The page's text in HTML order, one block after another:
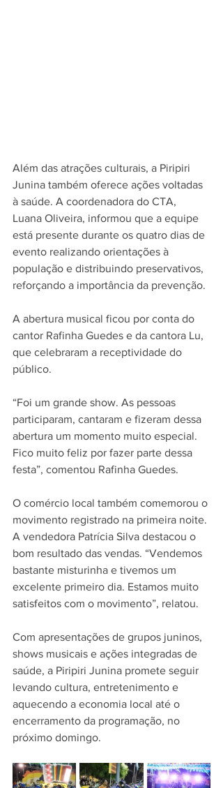
Além das atrações culturais, a Piripiri
Junina também oferece ações voltadas
à saúde. A coordenadora do CTA,
Luana Oliveira, informou que a equipe
está presente durante os quatro dias de
evento realizando orientações à
população e distribuindo preservativos,
reforçando a importância da prevenção.
A abertura musical ficou por conta do
cantor Rafinha Guedes e da cantora Lu,
que celebraram a receptividade do
público.
“Foi um grande show. As pessoas
participaram, cantaram e fizeram dessa
abertura um momento muito especial.
Fico muito feliz por fazer parte dessa
festa”, comentou Rafinha Guedes.
O comércio local também comemorou o
movimento registrado na primeira noite.
A vendedora Patrícia Silva destacou o
bom resultado das vendas. “Vendemos
bastante misturinha e tivemos um
excelente primeiro dia. Estamos muito
satisfeitos com o movimento”, relatou.
Com apresentações de grupos juninos,
shows musicais e ações integradas de
saúde, a Piripiri Junina promete seguir
levando cultura, entretenimento e
aquecendo a economia local até o
encerramento da programação, no
próximo domingo.